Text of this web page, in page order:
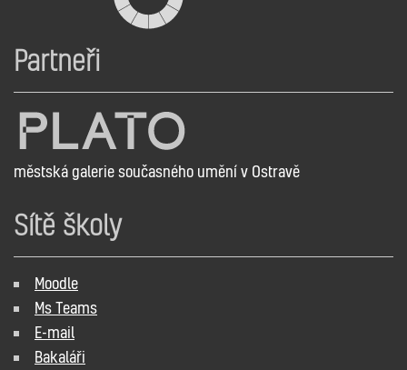
Partneři
městská galerie současného umění v Ostravě
Sítě školy
Moodle
Ms Teams
E-mail
Bakaláři